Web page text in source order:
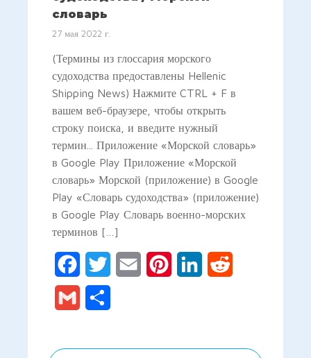
словарь
27 мая 2022 г.
(Термины из глоссария морского
судоходства предоставлены Hellenic
Shipping News) Нажмите CTRL + F в
вашем веб-браузере, чтобы открыть
строку поиска, и введите нужный
термин... Приложение «Морской словарь»
в Google Play Приложение «Морской
словарь» Морской (приложение) в Google
Play «Словарь судоходства» (приложение)
в Google Play Словарь военно-морских
терминов […]
FacebookTwitter Email PinterestLinkedIn
Gmail